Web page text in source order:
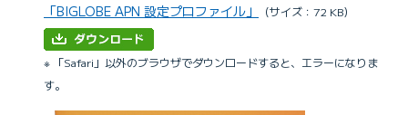
「BIGLOBE APN 設定プロファイル」 （サイズ：72 KB）
※ 「Safari」以外のブラウザでダウンロードすると、エラーになりま
す。